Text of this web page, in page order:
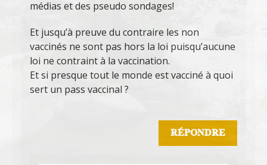
médias et des pseudo sondages!
Et jusqu’à preuve du contraire les non
vaccinés ne sont pas hors la loi puisqu’aucune
loi ne contraint à la vaccination.
Et si presque tout le monde est vacciné à quoi
sert un pass vaccinal ?
RÉPONDRE